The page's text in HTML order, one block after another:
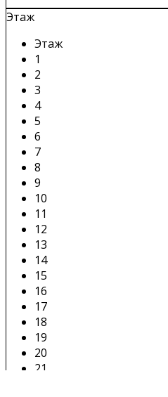
Этаж
Этаж
1
2
3
4
5
6
7
8
9
10
11
12
13
14
15
16
17
18
19
20
21